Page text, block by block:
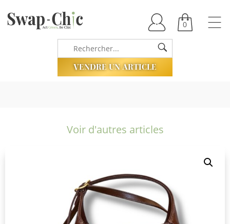
0
VENDRE UN ARTICLE
Voir d'autres articles